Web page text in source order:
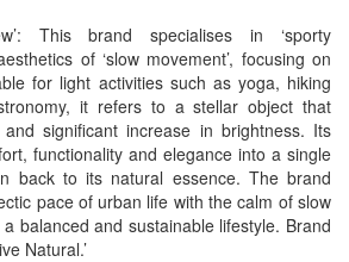
This brand specialises in ‘sporty
of ‘slow movement’, focusing on
for light activities such as yoga, hiking
it refers to a stellar object that
significant increase in brightness. Its
functionality and elegance into a single
back to its natural essence. The brand
pace of urban life with the calm of slow
balanced and sustainable lifestyle. Brand
Natural.’